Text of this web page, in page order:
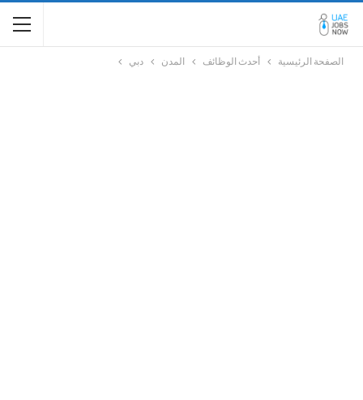
الصفحة الرئيسية أحدث الوظائف المدن دبي